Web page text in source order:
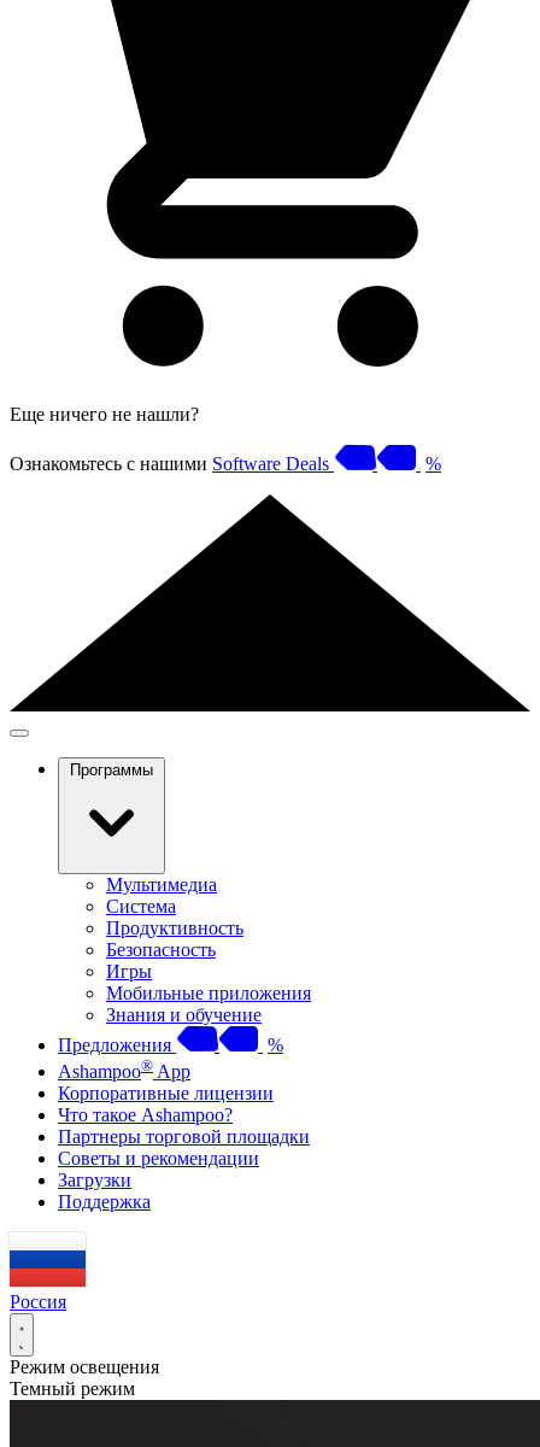
Еще ничего не нашли?
Ознакомьтесь с нашими Software Deals %
Программы
Мультимедиа
Система
Продуктивность
Безопасность
Игры
Мобильные приложения
Знания и обучение
Предложения
%
Ashampoo® App
Корпоративные лицензии
Что такое Ashampoo?
Партнеры торговой площадки
Советы и рекомендации
Загрузки
Поддержка
Россия
Режим освещения
Темный режим